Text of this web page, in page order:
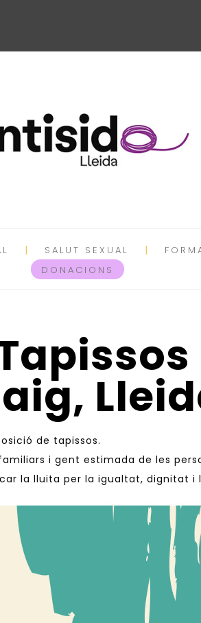
SALUT SEXUAL
DONACIONS
de tapissos.
i gent estimada de les
la lluita per la igualtat, dignitat i